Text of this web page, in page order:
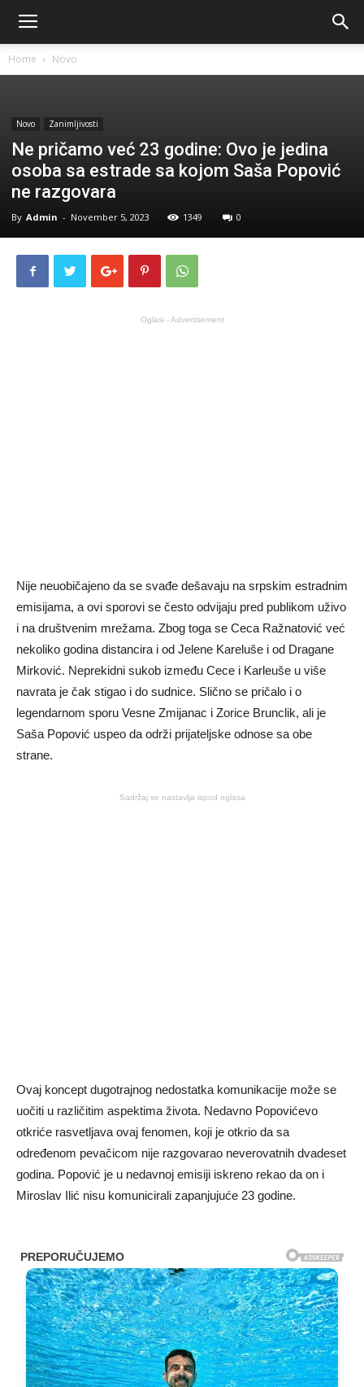
Home Novo
Novo Zanimljivosti
Ne pričamo već 23 godine: Ovo je jedina
osoba sa estrade sa kojom Saša Popović
ne razgovara
By Admin - November 5, 2023 1349 0
Oglasi - Advertisement
Nije neuobičajeno da se svađe dešavaju na srpskim estradnim
emisijama, a ovi sporovi se često odvijaju pred publikom uživo
i na društvenim mrežama. Zbog toga se Ceca Ražnatović već
nekoliko godina distancira i od Jelene Kareluše i od Dragane
Mirković. Neprekidni sukob između Cece i Karleuše u više
navrata je čak stigao i do sudnice. Slično se pričalo i o
legendarnom sporu Vesne Zmijanac i Zorice Brunclik, ali je
Saša Popović uspeo da održi prijateljske odnose sa obe
strane.
Sadržaj se nastavlja ispod oglasa
Ovaj koncept dugotrajnog nedostatka komunikacije može se
uočiti u različitim aspektima života. Nedavno Popovićevo
otkriće rasvetljava ovaj fenomen, koji je otkrio da sa
određenom pevačicom nije razgovarao neverovatnih dvadeset
godina. Popović je u nedavnoj emisiji iskreno rekao da on i
Miroslav Ilić nisu komunicirali zapanjujuće 23 godine.